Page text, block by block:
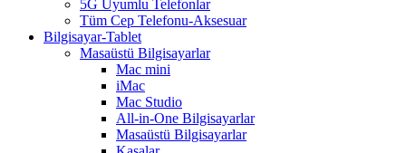
5G Uyumlu Telefonlar
Tüm Cep Telefonu-Aksesuar
Bilgisayar-Tablet
Masaüstü Bilgisayarlar
Mac mini
iMac
Mac Studio
All-in-One Bilgisayarlar
Masaüstü Bilgisayarlar